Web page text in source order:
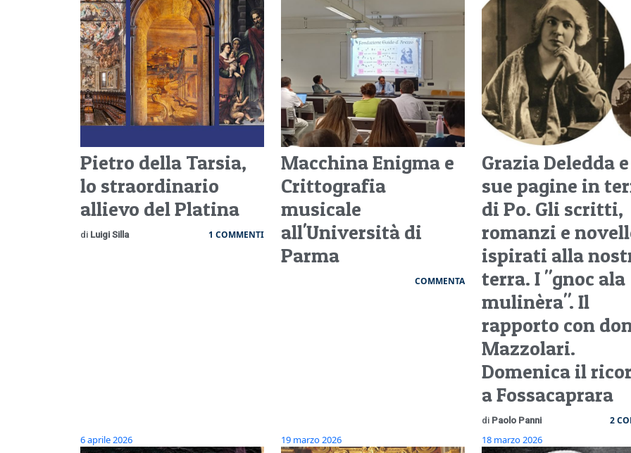
Pietro della Tarsia,
lo straordinario
allievo del Platina
di Luigi Silla 1 COMMENTI
Macchina Enigma e
Crittografia
musicale
all'Università di
Parma
COMMENTA
Grazia Deledda
sue pagine in
di Po. Gli scritti,
romanzi e
ispirati alla
terra. I "gnoc ala
mulinèra". Il
rapporto con
Mazzolari.
Domenica il
a Fossacaprara
di Paolo Panni 2
6 aprile 2026 19 marzo 2026 18 marzo 2026